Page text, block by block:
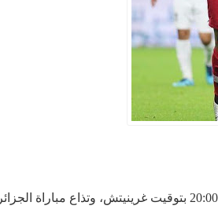
تتابعون مباراة قطر والجزائر في تمام الساعة 21:00 بتوقيت القاهرة، الساعة 22:00 بتوقيت مكة المكرمة، الساعة 20:00 بتوقيت غرينيتش، وتذاع مباراة الجزائر